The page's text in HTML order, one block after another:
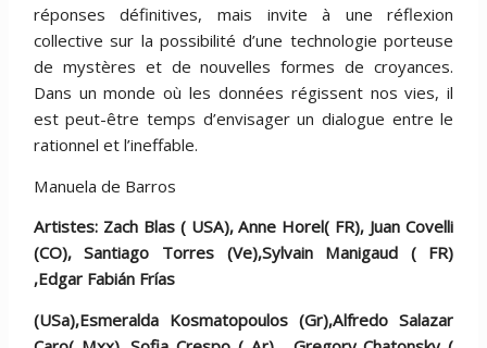
réponses définitives, mais invite à une réflexion
collective sur la possibilité d’une technologie porteuse
de mystères et de nouvelles formes de croyances.
Dans un monde où les données régissent nos vies, il
est peut-être temps d’envisager un dialogue entre le
rationnel et l’ineffable.
Manuela de Barros
Artistes: Zach Blas ( USA), Anne Horel( FR), Juan Covelli
(CO), Santiago Torres (Ve),Sylvain Manigaud ( FR)
,Edgar Fabián Frías
(USa),Esmeralda Kosmatopoulos (Gr),Alfredo Salazar